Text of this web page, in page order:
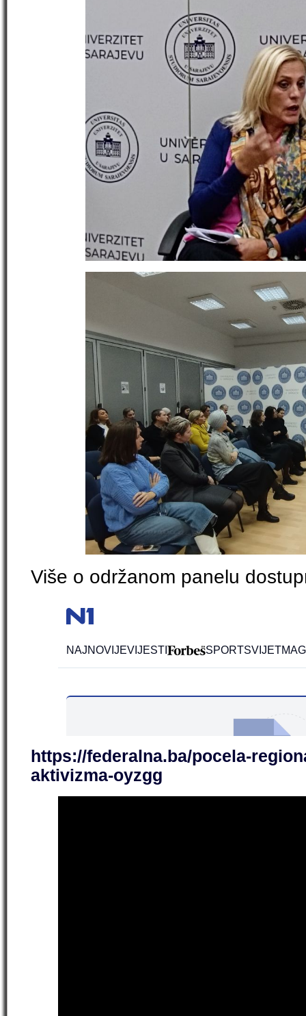
Više o održanom panelu
https://federalna.ba/pocela-
aktivizma-oyzgg